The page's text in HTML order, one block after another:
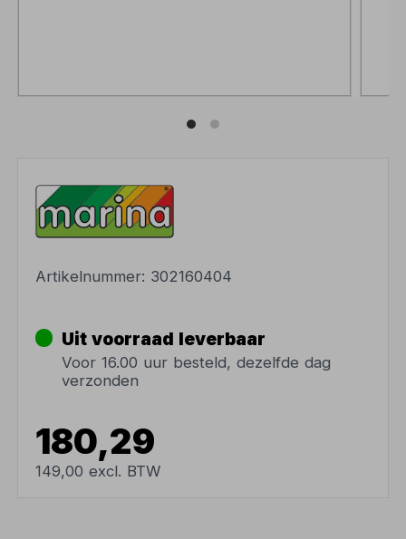
Artikelnummer: 302160404
Uit voorraad leverbaar
Voor 16.00 uur besteld, dezelfde dag
verzonden
180,29
149,00 excl. BTW